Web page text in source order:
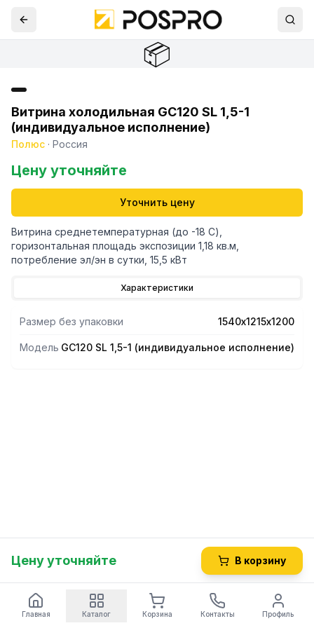
📦
Витрина холодильная GС120 SL 1,5-1
(индивидуальное исполнение)
Полюс · Россия
Цену уточняйте
Уточнить цену
Витрина среднетемпературная (до -18 С),
горизонтальная площадь экспозиции 1,18 кв.м,
потребление эл/эн в сутки, 15,5 кВт
Характеристики
Размер без упаковки 1540х1215х1200
Модель GС120 SL 1,5-1 (индивидуальное исполнение)
Цену уточняйте В корзину
Главная Каталог Корзина Контакты Профиль